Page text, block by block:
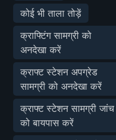
कोई भी ताला तोड़ें
क्राफ्टिंग सामग्री को
अनदेखा करें
क्राफ्ट स्टेशन अपग्रेड
सामग्री को अनदेखा करें
क्राफ्ट स्टेशन सामग्री जांच
को बायपास करें